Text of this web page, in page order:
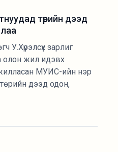
төрийн дээд
У.Хүрэлсүх зарлиг
олон жил идэвх
МУИС-ийн нэр
дээд одон,